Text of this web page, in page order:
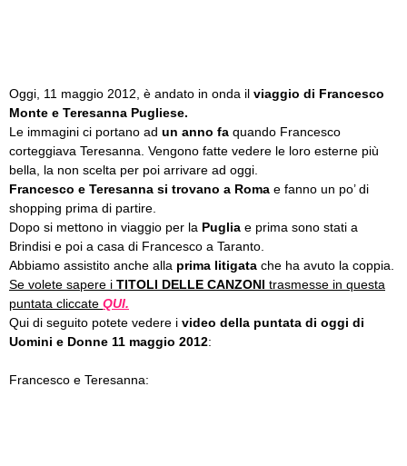
Oggi, 11 maggio 2012, è andato in onda il viaggio di Francesco
Monte e Teresanna Pugliese.
Le immagini ci portano ad un anno fa quando Francesco
corteggiava Teresanna. Vengono fatte vedere le loro esterne più
bella, la non scelta per poi arrivare ad oggi.
Francesco e Teresanna si trovano a Roma e fanno un po’ di
shopping prima di partire.
Dopo si mettono in viaggio per la Puglia e prima sono stati a
Brindisi e poi a casa di Francesco a Taranto.
Abbiamo assistito anche alla prima litigata che ha avuto la coppia.
Se volete sapere i TITOLI DELLE CANZONI trasmesse in questa
puntata cliccate QUI.
Qui di seguito potete vedere i video della puntata di oggi di
Uomini e Donne 11 maggio 2012:
Francesco e Teresanna: